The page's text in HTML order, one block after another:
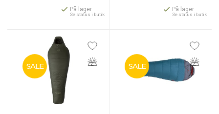
På lager
Se status i butik
På lager
Se status i butik
SALE SALE